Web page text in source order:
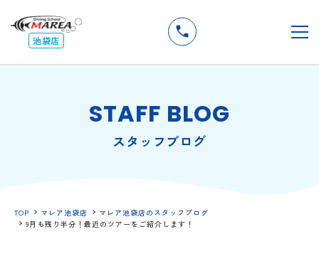
池袋店
STAFF BLOG
スタッフブログ
TOP マレア池袋店
マレア池袋店のスタッフブログ
9月も残り半分！最近のツアーをご紹介します！